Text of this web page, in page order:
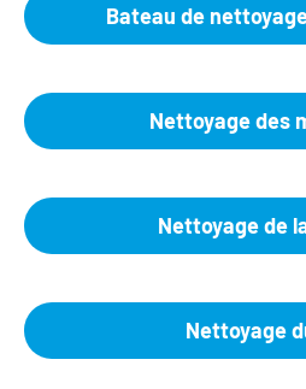
Bateau de
Nettoyage des
Nettoyage de
Nettoyage